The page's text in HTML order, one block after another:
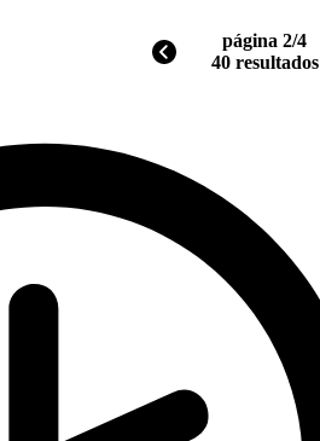
página 2/4
40 resultados